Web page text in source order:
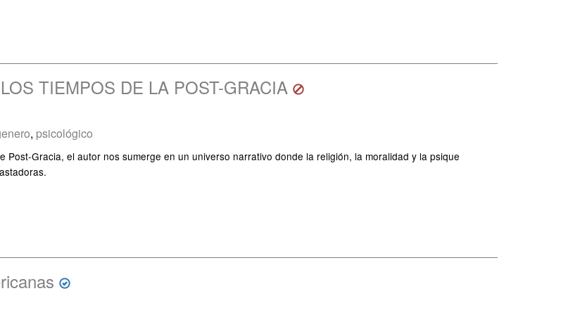
TIEMPOS DE LA POST-GRACIA
, psicológico
Post-Gracia, el autor nos sumerge en un universo narrativo donde la religión, la moralidad y la psique